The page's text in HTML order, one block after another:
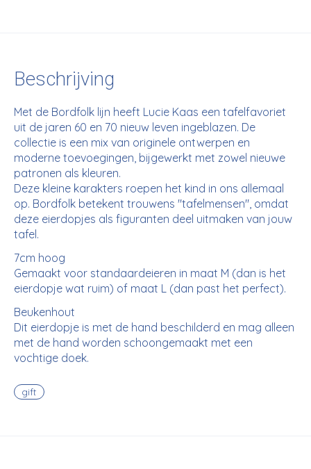
Beschrijving
Met de Bordfolk lijn heeft Lucie Kaas een tafelfavoriet
uit de jaren 60 en 70 nieuw leven ingeblazen. De
collectie is een mix van originele ontwerpen en
moderne toevoegingen, bijgewerkt met zowel nieuwe
patronen als kleuren.
Deze kleine karakters roepen het kind in ons allemaal
op. Bordfolk betekent trouwens "tafelmensen", omdat
deze eierdopjes als figuranten deel uitmaken van jouw
tafel.
7cm hoog
Gemaakt voor standaardeieren in maat M (dan is het
eierdopje wat ruim) of maat L (dan past het perfect).
Beukenhout
Dit eierdopje is met de hand beschilderd en mag alleen
met de hand worden schoongemaakt met een
vochtige doek.
gift